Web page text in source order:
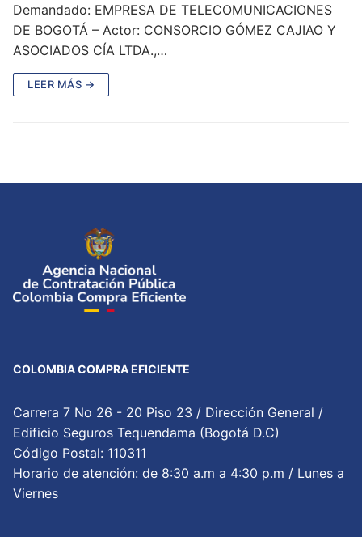
Demandado: EMPRESA DE TELECOMUNICACIONES
DE BOGOTÁ – Actor: CONSORCIO GÓMEZ CAJIAO Y
ASOCIADOS CÍA LTDA.,…
LEER MÁS →
COLOMBIA COMPRA EFICIENTE
Carrera 7 No 26 - 20 Piso 23 / Dirección General /
Edificio Seguros Tequendama (Bogotá D.C)
Código Postal: 110311
Horario de atención: de 8:30 a.m a 4:30 p.m / Lunes a
Viernes